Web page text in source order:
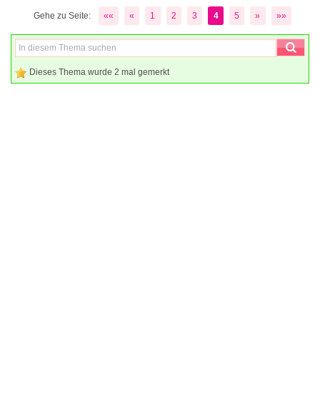
Gehe zu Seite: «« « 1 2 3 4 5 » »»
Dieses Thema wurde 2 mal gemerkt